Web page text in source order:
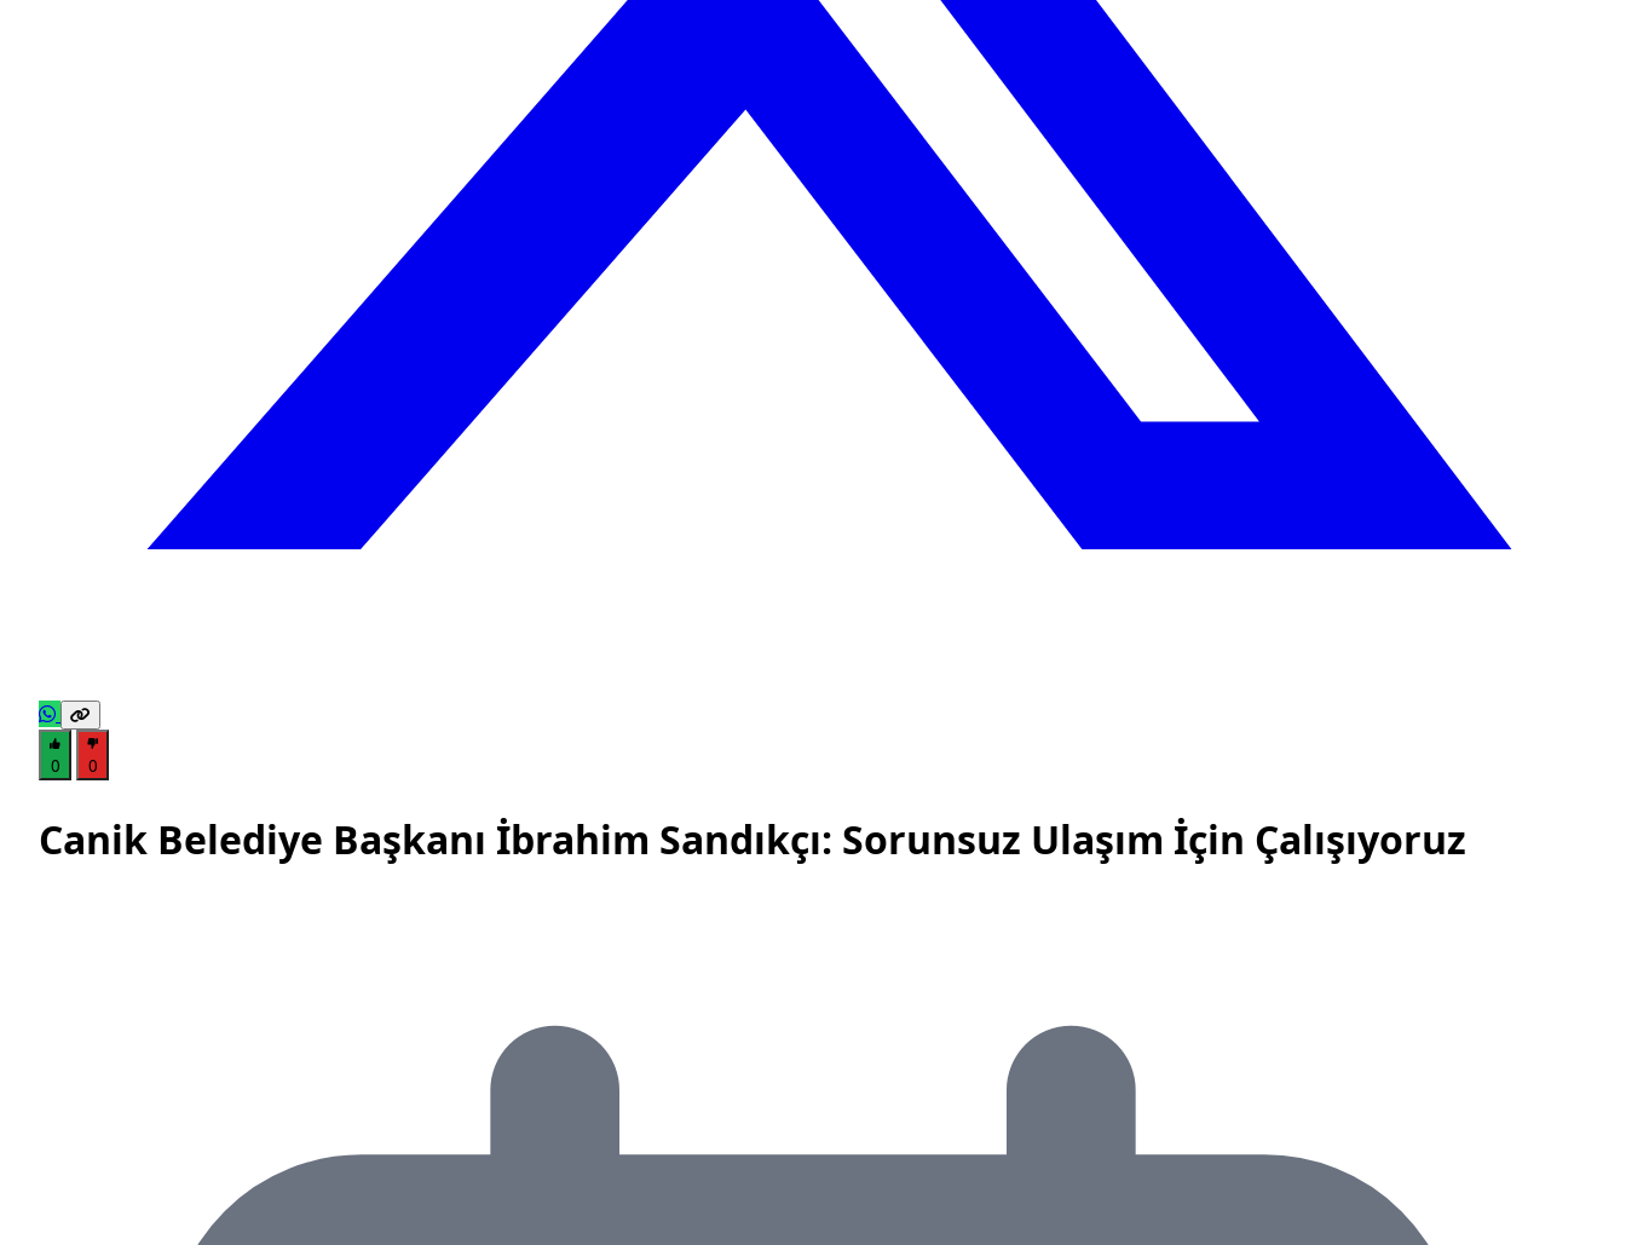
0 0
Canik Belediye Başkanı İbrahim Sandıkçı: Sorunsuz Ulaşım İçin Çalışıyoruz